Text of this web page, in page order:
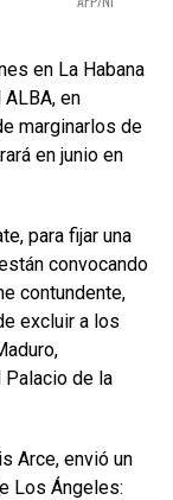
en La Habana
en
marginarlos de
en junio en
para fijar una
convocando
contundente,
excluir a los
Palacio de la
Arce, envió un
Los Ángeles: